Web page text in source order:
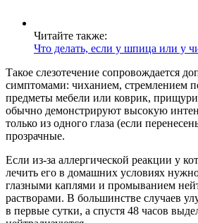
Читайте также:
Что делать, если у шпица или у
Такое слезотечение сопровождается
симптомами: чиханием, стремлением
предметы мебели или коврик,
обычно демонстрируют высокую
только из одного глаза (если
прозрачные.
Если из-за аллергической реакции у
лечить его в домашних условиях
глазными каплями и промыванием
растворами. В большинстве случаев
в первые сутки, а спустя 48 часов